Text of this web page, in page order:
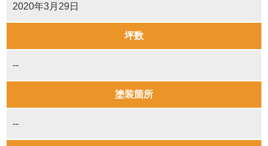
2020年3月29日
坪数
--
塗装箇所
--